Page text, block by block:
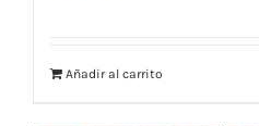
Añadir al carrito